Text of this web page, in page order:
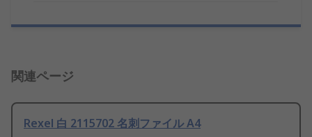
関連ページ
Rexel 白 2115702 名刺ファイル A4